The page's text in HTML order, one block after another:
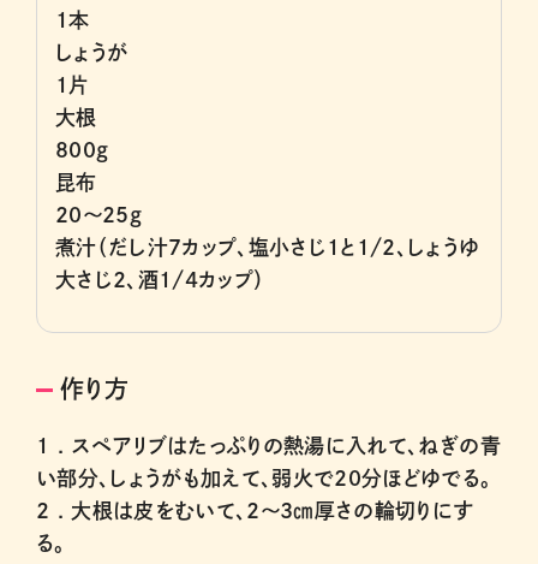
1本
しょうが
1片
大根
800g
昆布
20～25g
煮汁（だし汁7カップ、塩小さじ1と1/2、しょうゆ
大さじ2、酒1/4カップ）
作り方
1 . スペアリブはたっぷりの熱湯に入れて、ねぎの青
い部分、しょうがも加えて、弱火で20分ほどゆでる。
2 . 大根は皮をむいて、2〜3㎝厚さの輪切りにす
る。